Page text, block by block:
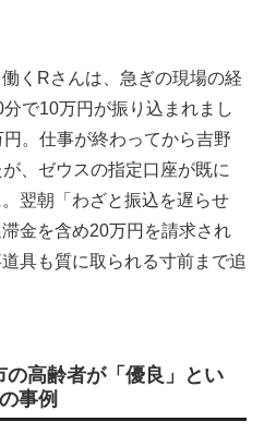
くRさんは、急ぎの現場の経
で10万円が振り込まれまし
。仕事が終わってから吉野
、ゼウスの指定口座が既に
翌朝「わざと振込を遅らせ
金を含め20万円を請求され
具も質に取られる寸前まで追
高齢者が「優良」とい
事例